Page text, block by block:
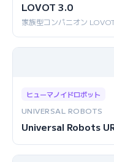
LOVOT 3.0
家族型コンパニオン
ヒューマノイドロボット
UNIVERSAL ROBOTS
Universal Robots